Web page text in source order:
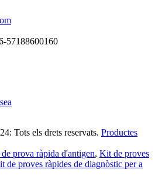
57188600160
Tots els drets reservats. Productes
prova ràpida d'antigen, Kit de proves
de proves ràpides de diagnòstic per a